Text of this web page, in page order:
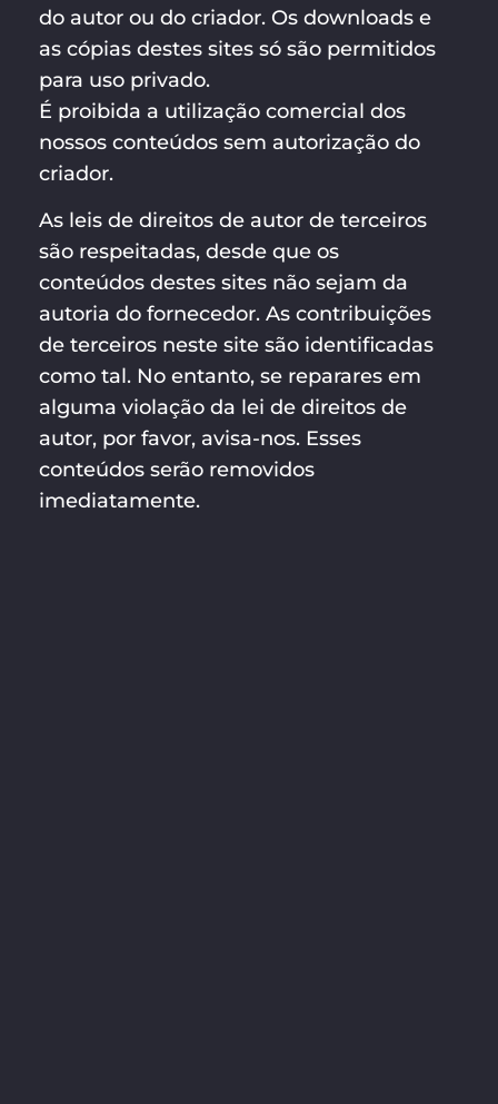
do autor ou do criador. Os downloads e
as cópias destes sites só são permitidos
para uso privado.
É proibida a utilização comercial dos
nossos conteúdos sem autorização do
criador.
As leis de direitos de autor de terceiros
são respeitadas, desde que os
conteúdos destes sites não sejam da
autoria do fornecedor. As contribuições
de terceiros neste site são identificadas
como tal. No entanto, se reparares em
alguma violação da lei de direitos de
autor, por favor, avisa-nos. Esses
conteúdos serão removidos
imediatamente.